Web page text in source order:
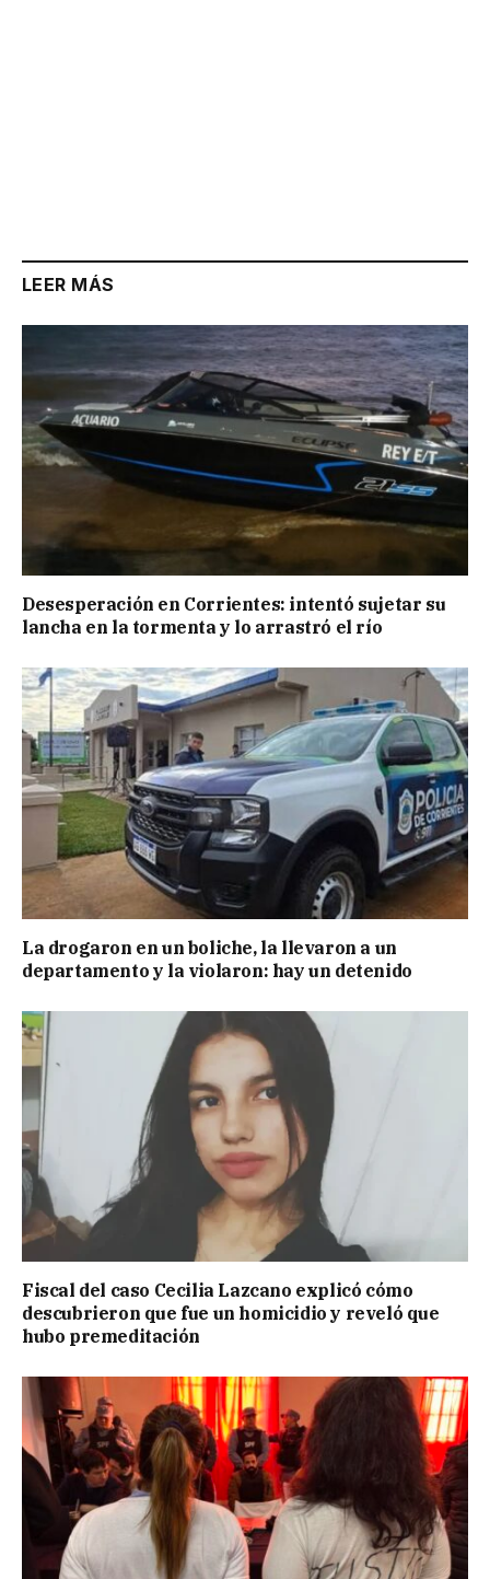
LEER MÁS
Desesperación en Corrientes: intentó sujetar su
lancha en la tormenta y lo arrastró el río
La drogaron en un boliche, la llevaron a un
departamento y la violaron: hay un detenido
Fiscal del caso Cecilia Lazcano explicó cómo
descubrieron que fue un homicidio y reveló que
hubo premeditación